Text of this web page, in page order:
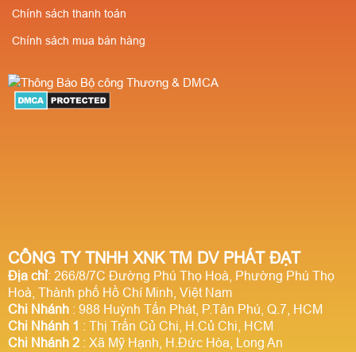
giới thiệu
CÔNG TY TNHH XNK TM DV PHÁT ĐẠT
Địa chỉ: 266/8/7C Đường Phú Thọ Hoà, Phường Phú Thọ
Hoà, Thành phố Hồ Chí Minh, Việt Nam
Chi Nhánh : 988 Huỳnh Tấn Phát, P.Tân Phú, Q.7, HCM
Chi Nhánh 1 : Thị Trấn Củ Chi, H.Củ Chi, HCM
Chi Nhánh 2 : Xã Mỹ Hạnh, H.Đức Hòa, Long An
Chính sách thanh toán
Chính sách mua bán hàng